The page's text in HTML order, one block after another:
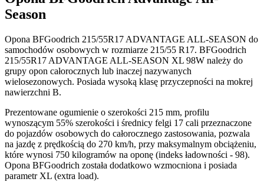
Season
Opona BFGoodrich 215/55R17 ADVANTAGE ALL-SEASON do
samochodów osobowych w rozmiarze 215/55 R17. BFGoodrich
215/55R17 ADVANTAGE ALL-SEASON XL 98W należy do
grupy opon całorocznych lub inaczej nazywanych
wielosezonowych. Posiada wysoką klasę przyczepności na mokrej
nawierzchni B.
Prezentowane ogumienie o szerokości 215 mm, profilu
wynoszącym 55% szerokości i średnicy felgi 17 cali przeznaczone
do pojazdów osobowych do całorocznego zastosowania, pozwala
na jazdę z prędkością do 270 km/h, przy maksymalnym obciążeniu,
które wynosi 750 kilogramów na oponę (indeks ładowności - 98).
Opona BFGoodrich została dodatkowo wzmocniona i posiada
parametr XL (extra load).